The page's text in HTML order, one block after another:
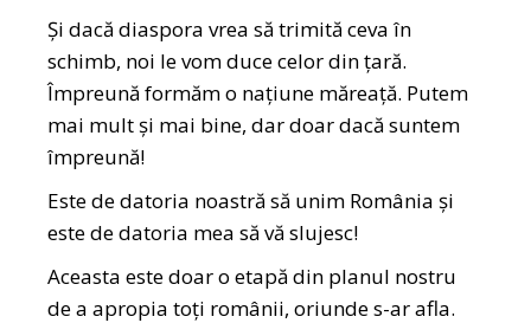
Și dacă diaspora vrea să trimită ceva în
schimb, noi le vom duce celor din țară.
Împreună formăm o națiune măreață. Putem
mai mult și mai bine, dar doar dacă suntem
împreună!
Este de datoria noastră să unim România și
este de datoria mea să vă slujesc!
Aceasta este doar o etapă din planul nostru
de a apropia toți românii, oriunde s-ar afla.